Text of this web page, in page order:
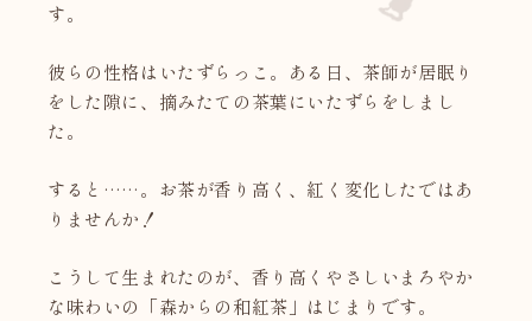
す。
彼らの性格はいたずらっこ。ある日、茶師が居眠り
をした隙に、摘みたての茶葉にいたずらをしまし
た。
すると……。お茶が香り高く、紅く変化したではあ
りませんか！
こうして生まれたのが、香り高くやさしいまろやか
な味わいの「森からの和紅茶」はじまりです。